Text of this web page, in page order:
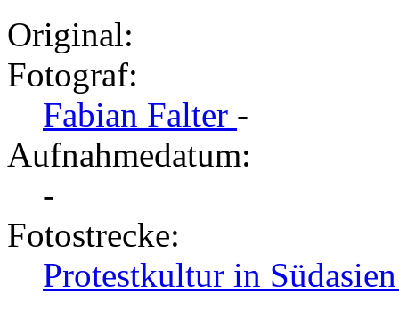
Original:
Fotograf:
Fabian Falter -
Aufnahmedatum:
-
Fotostrecke:
Protestkultur in